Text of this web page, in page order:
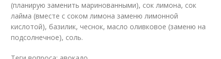
(планирую заменить маринованными), сок лимона, сок
лайма (вместе с соком лимона заменю лимонной
кислотой), базилик, чеснок, масло оливковое (заменю на
подсолнечное), соль.